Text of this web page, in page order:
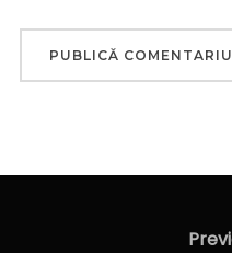
Navigare